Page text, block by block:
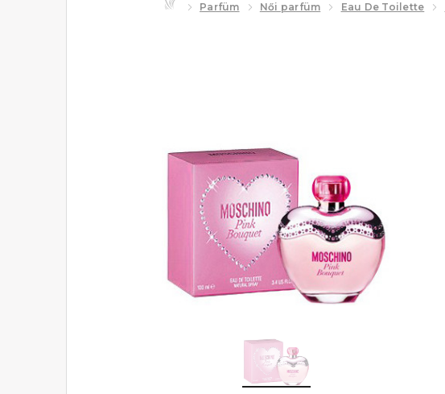
Parfüm Női parfüm Eau De Toilette